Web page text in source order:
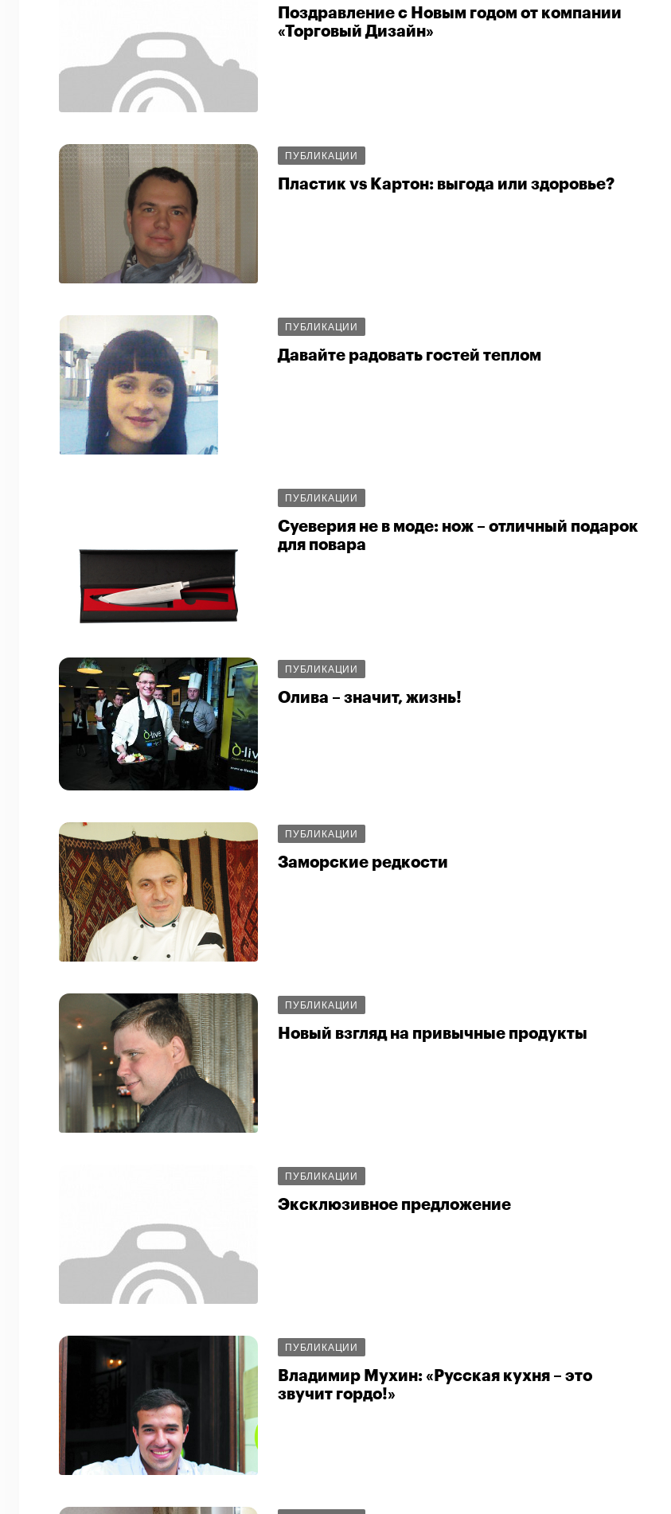
Поздравление с Новым годом от компании
«Торговый Дизайн»
ПУБЛИКАЦИИ
Пластик vs Картон: выгода или здоровье?
ПУБЛИКАЦИИ
Давайте радовать гостей теплом
ПУБЛИКАЦИИ
Суеверия не в моде: нож – отличный подарок
для повара
ПУБЛИКАЦИИ
Олива – значит, жизнь!
ПУБЛИКАЦИИ
Заморские редкости
ПУБЛИКАЦИИ
Новый взгляд на привычные продукты
ПУБЛИКАЦИИ
Эксклюзивное предложение
ПУБЛИКАЦИИ
Владимир Мухин: «Русская кухня – это
звучит гордо!»